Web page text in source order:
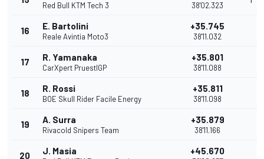
Red Bull KTM Tech 3 38'02.323
16 E. Bartolini
Reale Avintia Moto3
+35.745
38'11.032
17 R. Yamanaka
CarXpert PruestlGP
+35.801
38'11.088
18 R. Rossi
BOE Skull Rider Facile Energy
+35.811
38'11.098
19 A. Surra
Rivacold Snipers Team
+35.879
38'11.166
20 J. Masia +45.670